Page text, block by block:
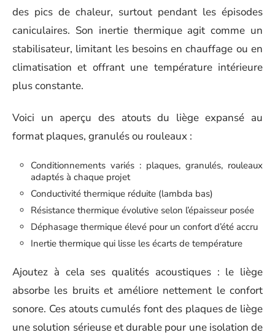
des pics de chaleur, surtout pendant les épisodes
caniculaires. Son inertie thermique agit comme un
stabilisateur, limitant les besoins en chauffage ou en
climatisation et offrant une température intérieure
plus constante.
Voici un aperçu des atouts du liège expansé au
format plaques, granulés ou rouleaux :
Conditionnements variés : plaques, granulés, rouleaux
adaptés à chaque projet
Conductivité thermique réduite (lambda bas)
Résistance thermique évolutive selon l’épaisseur posée
Déphasage thermique élevé pour un confort d’été accru
Inertie thermique qui lisse les écarts de température
Ajoutez à cela ses qualités acoustiques : le liège
absorbe les bruits et améliore nettement le confort
sonore. Ces atouts cumulés font des plaques de liège
une solution sérieuse et durable pour une isolation de